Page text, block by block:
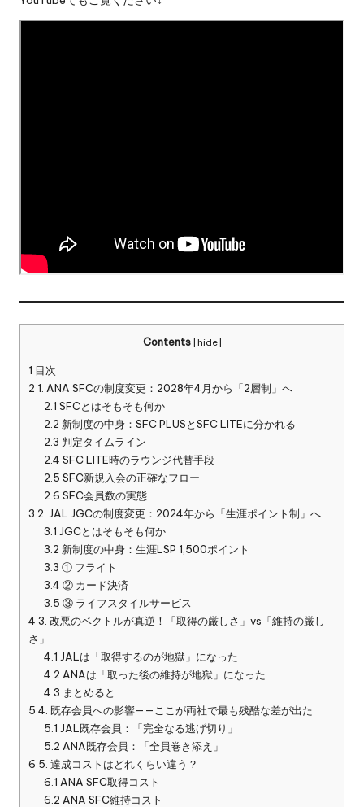
Contents [hide]
1 目次
2 1. ANA SFCの制度変更：2028年4月から「2層制」へ
2.1 SFCとはそもそも何か
2.2 新制度の中身：SFC PLUSとSFC LITEに分かれる
2.3 判定タイムライン
2.4 SFC LITE時のラウンジ代替手段
2.5 SFC新規入会の正確なフロー
2.6 SFC会員数の実態
3 2. JAL JGCの制度変更：2024年から「生涯ポイント制」へ
3.1 JGCとはそもそも何か
3.2 新制度の中身：生涯LSP 1,500ポイント
3.3 ① フライト
3.4 ② カード決済
3.5 ③ ライフスタイルサービス
4 3. 改悪のベクトルが真逆！「取得の厳しさ」vs「維持の厳し
さ」
4.1 JALは「取得するのが地獄」になった
4.2 ANAは「取った後の維持が地獄」になった
4.3 まとめると
5 4. 既存会員への影響——ここが両社で最も残酷な差が出た
5.1 JAL既存会員：「完全なる逃げ切り」
5.2 ANA既存会員：「全員巻き添え」
6 5. 達成コストはどれくらい違う？
6.1 ANA SFC取得コスト
6.2 ANA SFC維持コスト